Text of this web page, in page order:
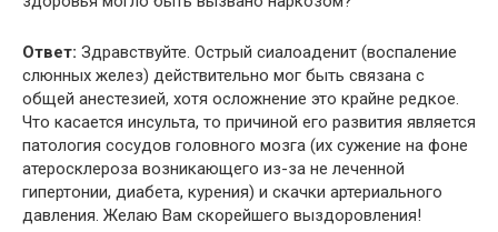
Ответ: Здравствуйте. Острый сиалоаденит (воспаление
слюнных желез) действительно мог быть связана с
общей анестезией, хотя осложнение это крайне редкое.
Что касается инсульта, то причиной его развития является
патология сосудов головного мозга (их сужение на фоне
атеросклероза возникающего из-за не леченной
гипертонии, диабета, курения) и скачки артериального
давления. Желаю Вам скорейшего выздоровления!